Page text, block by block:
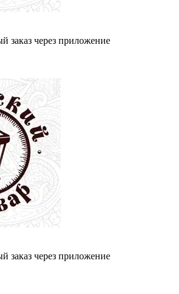
заказ через приложение
заказ через приложение